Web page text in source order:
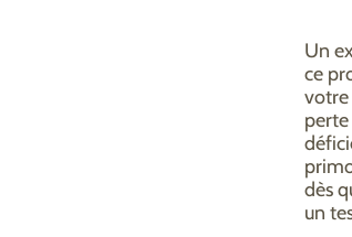
Un
ce
votre
dès
un